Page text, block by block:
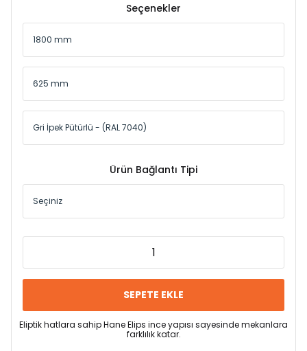
Seçenekler
Ürün Bağlantı Tipi
SEPETE EKLE
Eliptik hatlara sahip Hane Elips ince yapısı sayesinde mekanlara
farklılık katar.